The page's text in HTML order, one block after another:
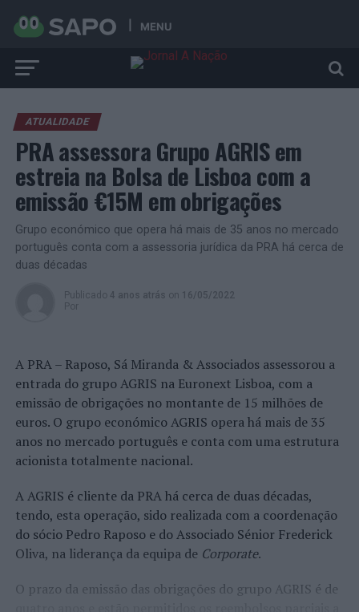
MENU
ATUALIDADE
PRA assessora Grupo AGRIS em
estreia na Bolsa de Lisboa com a
emissão €15M em obrigações
Grupo económico que opera há mais de 35 anos no mercado
português conta com a assessoria jurídica da PRA há cerca de
duas décadas
Publicado 4 anos atrás on 16/05/2022
Por
A PRA – Raposo, Sá Miranda & Associados assessorou a
entrada do grupo AGRIS na Euronext Lisboa, com a
emissão de obrigações no montante de 15 milhões de
euros. O grupo económico AGRIS opera há mais de 35
anos no mercado português e conta com uma estrutura
acionista totalmente nacional.
A AGRIS é cliente da PRA há cerca de duas décadas,
tendo, esta operação, sido realizada com a coordenação
do sócio Pedro Raposo e do Associado Sénior Frederick
Oliva, na liderança da equipa de Corporate.
O prazo da emissão das obrigações do grupo AGRIS é de